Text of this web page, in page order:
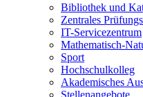
Bibliothek und
Zentrales
IT-Servicezentrum
Mathematisch-
Sport
Hochschulkolleg
Akademisches